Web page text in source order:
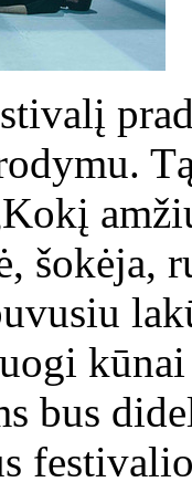
šokėja,
bus